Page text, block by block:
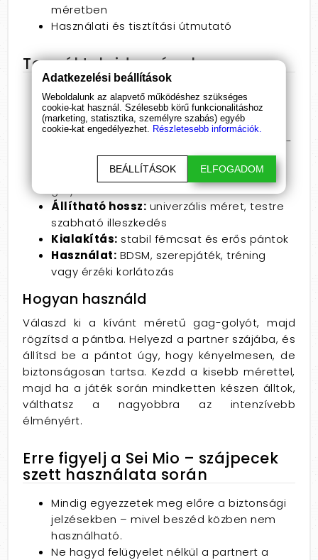
méretben
Használati és tisztítási útmutató
Terméktulajdonságok
Szín:fekete
Teljes hossz:69,5 cm (állítható tépőzár)
Golyók átmérője:4,3 cm
bőrhatású szíj + puha, szilikon gag-
kis és nagy méretű cserélhető
Állítható hossz: univerzális méret, testre
szabható illeszkedés
Kialakítás: stabil fémcsat és erős pántok
Használat: BDSM, szerepjáték, tréning
vagy érzéki korlátozás
Hogyan használd
Válaszd ki a kívánt méretű gag-golyót, majd
rögzítsd a pántba. Helyezd a partner szájába, és
állítsd be a pántot úgy, hogy kényelmesen, de
biztonságosan tartsa. Kezdd a kisebb mérettel,
majd ha a játék során mindketten készen álltok,
válthatsz a nagyobbra az intenzívebb
élményért.
Erre figyelj a Sei Mio – szájpecek
szett használata során
Mindig egyezzetek meg előre a biztonsági
jelzésekben – mivel beszéd közben nem
használható.
Ne hagyd felügyelet nélkül a partnert a
Adatkezelési beállítások
Weboldalunk az alapvető működéshez szükséges
cookie-kat használ. Szélesebb körű funkcionalitáshoz
(marketing, statisztika, személyre szabás) egyéb
cookie-kat engedélyezhet. Részletesebb információk.
BEÁLLÍTÁSOK ELFOGADOM